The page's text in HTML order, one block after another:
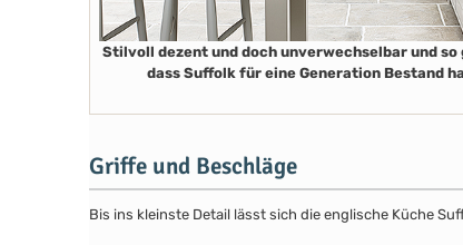
Stilvoll dezent und doch unverwechselbar und so
dass Suffolk für eine Generation Bestand
Griffe und Beschläge
Bis ins kleinste Detail lässt sich die englische Küche